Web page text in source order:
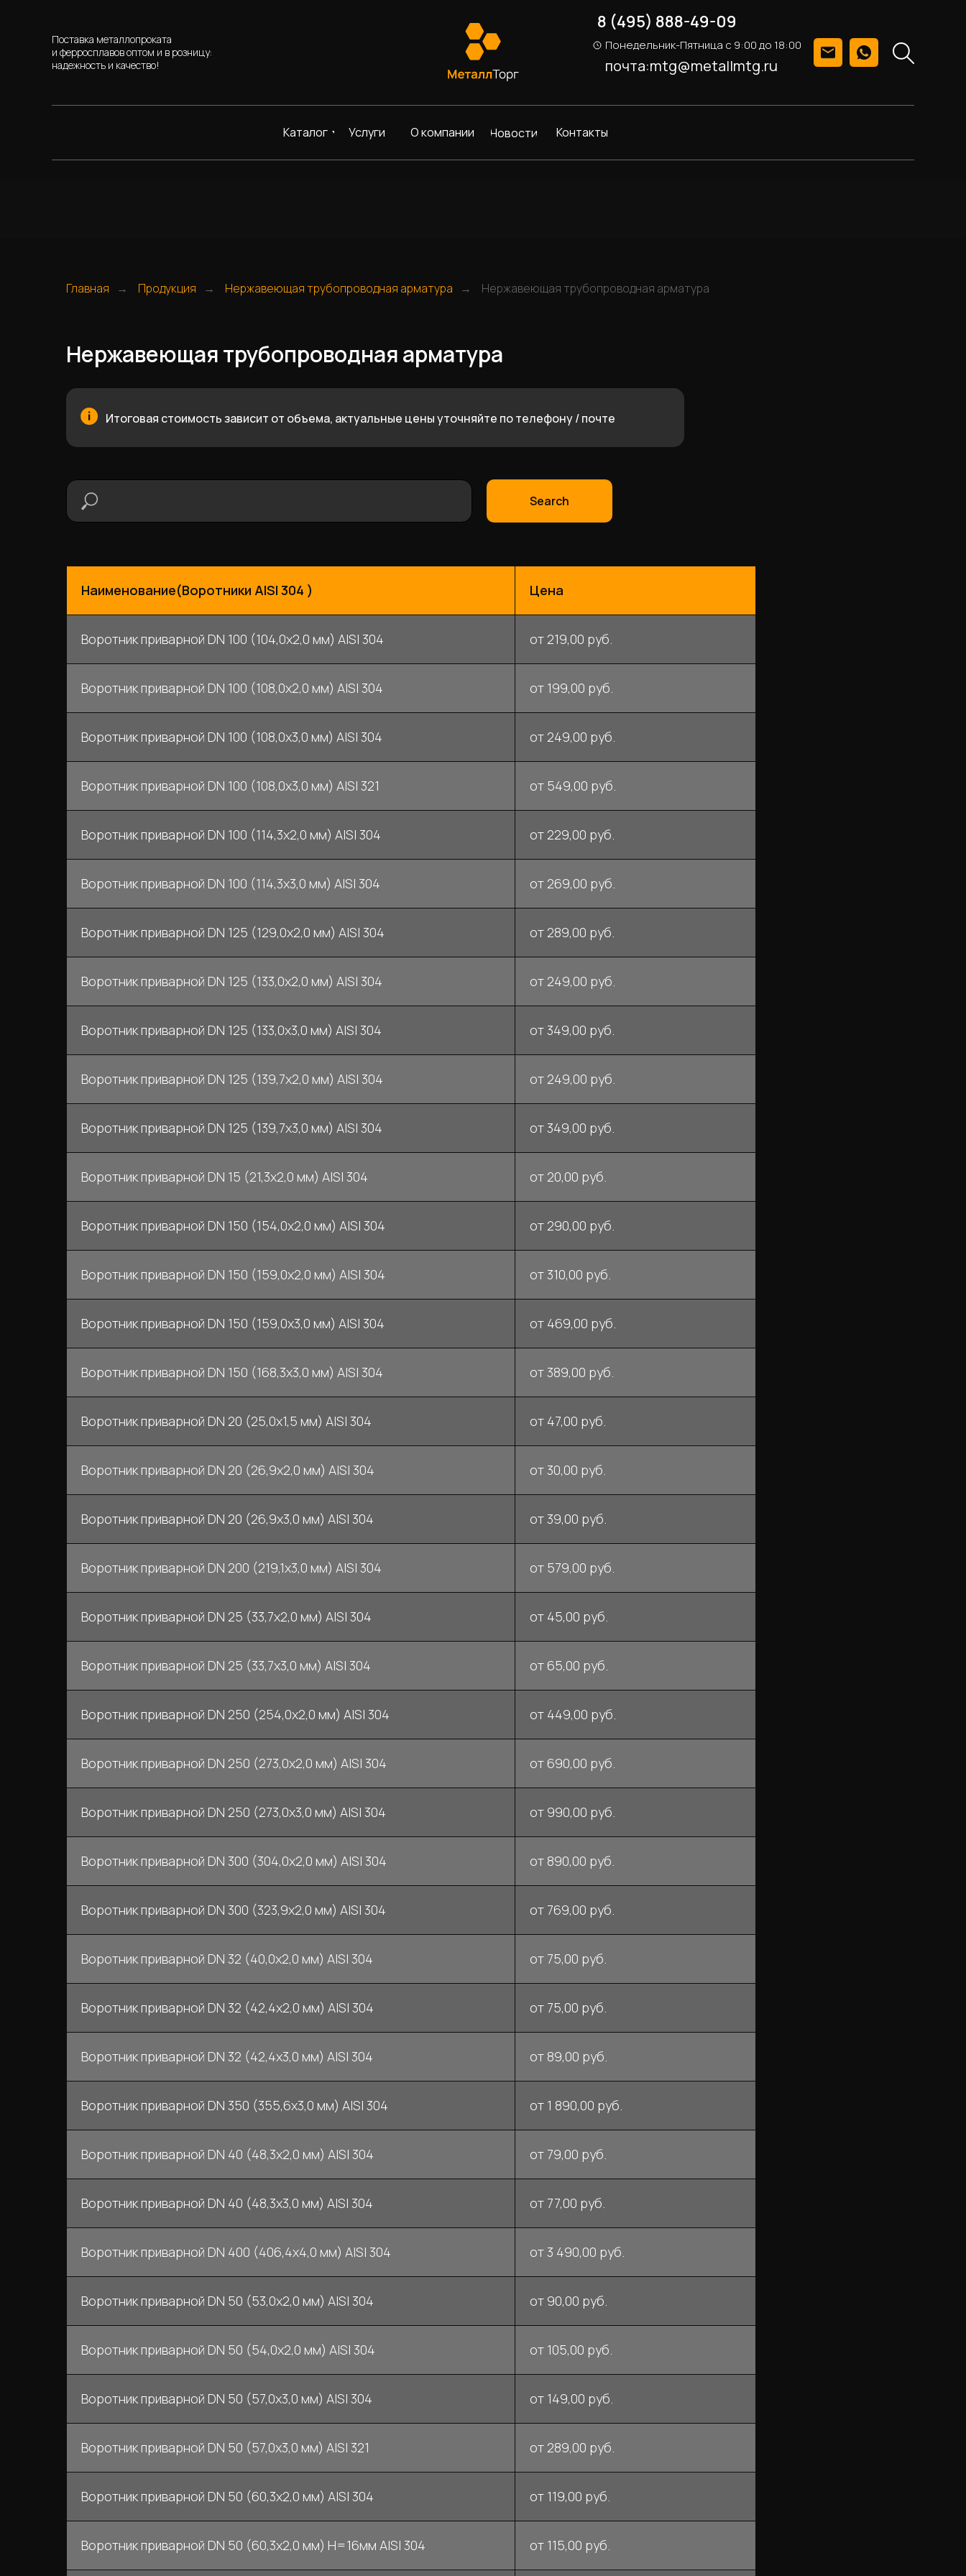
Поставка металлопроката
и ферросплавов оптом и в розницу:
надежность и качество!
8 (495) 888-49-09
Понедельник-Пятница с 9:00 до 18:00
почта:mtg@metallmtg.ru
О компании
Услуги Новости
Каталог Контакты
Главная → Продукция → Нержавеющая трубопроводная арматура → Нержавеющая трубопроводная арматура
Нержавеющая трубопроводная арматура
Итоговая стоимость зависит от объема, актуальные цены уточняйте по телефону / почте
Search
Наименование(Воротники AISI 304 ) Цена
Воротник приварной DN 100 (104,0x2,0 мм) AISI 304 от 219,00 руб.
Воротник приварной DN 100 (108,0x2,0 мм) AISI 304 от 199,00 руб.
Воротник приварной DN 100 (108,0x3,0 мм) AISI 304 от 249,00 руб.
Воротник приварной DN 100 (108,0x3,0 мм) AISI 321 от 549,00 руб.
Воротник приварной DN 100 (114,3х2,0 мм) AISI 304 от 229,00 руб.
Воротник приварной DN 100 (114,3х3,0 мм) AISI 304 от 269,00 руб.
Воротник приварной DN 125 (129,0x2,0 мм) AISI 304 от 289,00 руб.
Воротник приварной DN 125 (133,0x2,0 мм) AISI 304 от 249,00 руб.
Воротник приварной DN 125 (133,0x3,0 мм) AISI 304 от 349,00 руб.
Воротник приварной DN 125 (139,7x2,0 мм) AISI 304 от 249,00 руб.
Воротник приварной DN 125 (139,7x3,0 мм) AISI 304 от 349,00 руб.
Воротник приварной DN 15 (21,3x2,0 мм) AISI 304 от 20,00 руб.
Воротник приварной DN 150 (154,0x2,0 мм) AISI 304 от 290,00 руб.
Воротник приварной DN 150 (159,0x2,0 мм) AISI 304 от 310,00 руб.
Воротник приварной DN 150 (159,0x3,0 мм) AISI 304 от 469,00 руб.
Воротник приварной DN 150 (168,3x3,0 мм) AISI 304 от 389,00 руб.
Воротник приварной DN 20 (25,0x1,5 мм) AISI 304 от 47,00 руб.
Воротник приварной DN 20 (26,9x2,0 мм) AISI 304 от 30,00 руб.
Воротник приварной DN 20 (26,9x3,0 мм) AISI 304 от 39,00 руб.
Воротник приварной DN 200 (219,1x3,0 мм) AISI 304 от 579,00 руб.
Воротник приварной DN 25 (33,7x2,0 мм) AISI 304 от 45,00 руб.
Воротник приварной DN 25 (33,7x3,0 мм) AISI 304 от 65,00 руб.
Воротник приварной DN 250 (254,0x2,0 мм) AISI 304 от 449,00 руб.
Воротник приварной DN 250 (273,0x2,0 мм) AISI 304 от 690,00 руб.
Воротник приварной DN 250 (273,0x3,0 мм) AISI 304 от 990,00 руб.
Воротник приварной DN 300 (304,0x2,0 мм) AISI 304 от 890,00 руб.
Воротник приварной DN 300 (323,9х2,0 мм) AISI 304 от 769,00 руб.
Воротник приварной DN 32 (40,0x2,0 мм) AISI 304 от 75,00 руб.
Воротник приварной DN 32 (42,4x2,0 мм) AISI 304 от 75,00 руб.
Воротник приварной DN 32 (42,4x3,0 мм) AISI 304 от 89,00 руб.
Воротник приварной DN 350 (355,6x3,0 мм) AISI 304 от 1 890,00 руб.
Воротник приварной DN 40 (48,3x2,0 мм) AISI 304 от 79,00 руб.
Воротник приварной DN 40 (48,3x3,0 мм) AISI 304 от 77,00 руб.
Воротник приварной DN 400 (406,4x4,0 мм) AISI 304 от 3 490,00 руб.
Воротник приварной DN 50 (53,0x2,0 мм) AISI 304 от 90,00 руб.
Воротник приварной DN 50 (54,0x2,0 мм) AISI 304 от 105,00 руб.
Воротник приварной DN 50 (57,0x3,0 мм) AISI 304 от 149,00 руб.
Воротник приварной DN 50 (57,0x3,0 мм) AISI 321 от 289,00 руб.
Воротник приварной DN 50 (60,3х2,0 мм) AISI 304 от 119,00 руб.
Воротник приварной DN 50 (60,3х2,0 мм) Н=16мм AISI 304 от 115,00 руб.